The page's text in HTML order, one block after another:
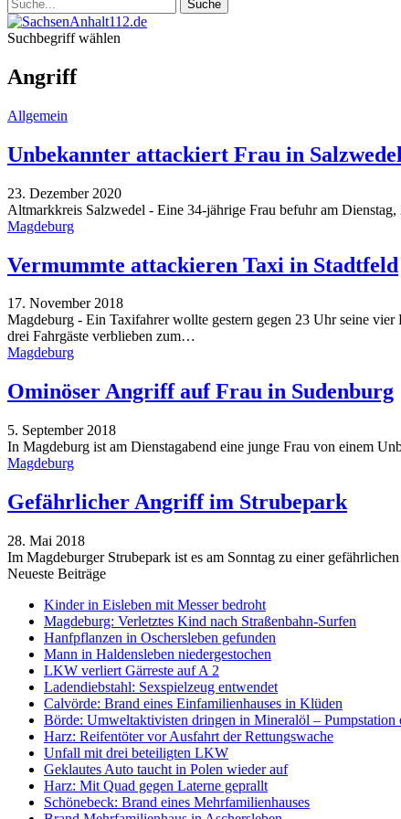
Suchbegriff wählen
Angriff
Allgemein
Unbekannter attackiert Frau in Salzwedel
23. Dezember 2020
Altmarkkreis Salzwedel - Eine 34-jährige Frau befuhr am
Magdeburg
Vermummte attackieren Taxi in Stadtfeld
17. November 2018
Magdeburg - Ein Taxifahrer wollte gestern gegen 23 Uhr seine
drei Fahrgäste verblieben zum…
Magdeburg
Ominöser Angriff auf Frau in Sudenburg
5. September 2018
In Magdeburg ist am Dienstagabend eine junge Frau von einem
Magdeburg
Gefährlicher Angriff im Strubepark
28. Mai 2018
Im Magdeburger Strubepark ist es am Sonntag zu einer
Neueste Beiträge
Kinder in Eisleben mit Messer bedroht
Magdeburg: Verletztes Kind nach Straßenbahn-Surfen
Hanfpflanzen in Oschersleben gefunden
Mann in Haldensleben niedergestochen
LKW verliert Gärreste auf A 2
Ladendiebstahl: Sexspielzeug entwendet
Calvörde: Brand eines Einfamilienhauses in Klüden
Börde: Umweltaktivisten dringen in Mineralöl – Pumpstation
Harz: Reifentöter vor Ausfahrt der Rettungswache
Unfall mit drei beteiligten LKW
Geklautes Auto taucht in Polen wieder auf
Harz: Mit Quad gegen Laterne geprallt
Schönebeck: Brand eines Mehrfamilienhauses